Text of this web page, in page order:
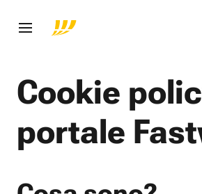
Cookie
portale